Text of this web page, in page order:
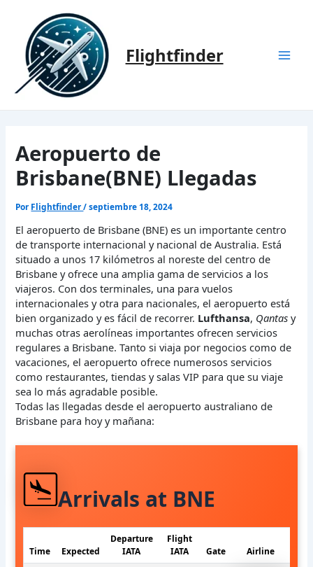
contenido
Flightfinder
Aeropuerto de
Brisbane(BNE) Llegadas
Por Flightfinder/septiembre 18, 2024
El aeropuerto de Brisbane (BNE) es un importante centro
de transporte internacional y nacional de Australia. Está
situado a unos 17 kilómetros al noreste del centro de
Brisbane y ofrece una amplia gama de servicios a los
viajeros. Con dos terminales, una para vuelos
internacionales y otra para nacionales, el aeropuerto está
bien organizado y es fácil de recorrer. Lufthansa, Qantas y
muchas otras aerolíneas importantes ofrecen servicios
regulares a Brisbane. Tanto si viaja por negocios como de
vacaciones, el aeropuerto ofrece numerosos servicios
como restaurantes, tiendas y salas VIP para que su viaje
sea lo más agradable posible.
Todas las llegadas desde el aeropuerto australiano de
Brisbane para hoy y mañana:
Arrivals at BNE
Time Expected
Departure
IATA
Flight
IATA
Gate
Airline